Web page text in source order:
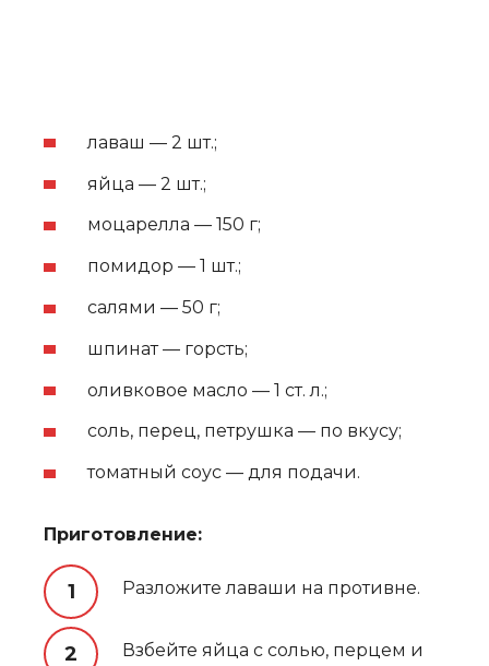
лаваш — 2 шт.;
яйца — 2 шт.;
моцарелла — 150 г;
помидор — 1 шт.;
салями — 50 г;
шпинат — горсть;
оливковое масло — 1 ст. л.;
соль, перец, петрушка — по вкусу;
томатный соус — для подачи.
Приготовление:
Разложите лаваши на противне.
Взбейте яйца с солью, перцем и